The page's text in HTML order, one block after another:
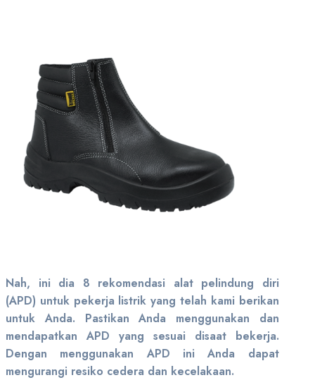
Nah, ini dia 8 rekomendasi alat pelindung diri
(APD) untuk pekerja listrik yang telah kami berikan
untuk Anda. Pastikan Anda menggunakan dan
mendapatkan APD yang sesuai disaat bekerja.
Dengan menggunakan APD ini Anda dapat
mengurangi resiko cedera dan kecelakaan.